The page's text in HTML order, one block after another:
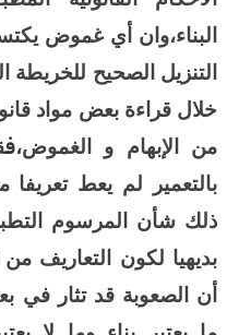
البناء،وان أي غموض
التنزيل الصحيح للخريطة
خلال قراءة بعض مواد
من الإبهام و الغموض،ف
بالتعمير لم يعط تعريفا
ذلك شأن المرسوم
بديهيا لكون التعاريف
أن الصعوبة قد تثار في